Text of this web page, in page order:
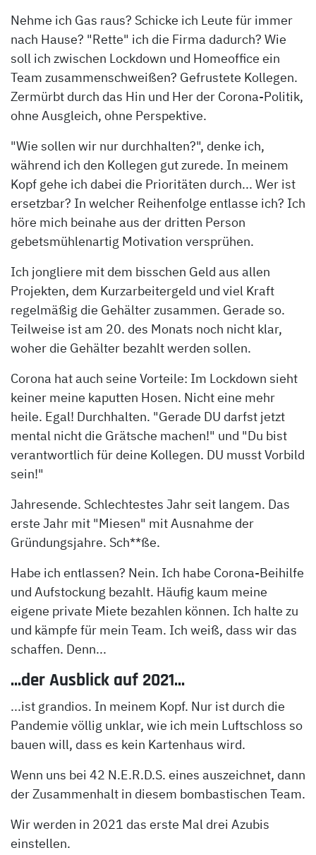
Nehme ich Gas raus? Schicke ich Leute für immer
nach Hause? "Rette" ich die Firma dadurch? Wie
soll ich zwischen Lockdown und Homeoffice ein
Team zusammenschweißen? Gefrustete Kollegen.
Zermürbt durch das Hin und Her der Corona-Politik,
ohne Ausgleich, ohne Perspektive.
"Wie sollen wir nur durchhalten?", denke ich,
während ich den Kollegen gut zurede. In meinem
Kopf gehe ich dabei die Prioritäten durch... Wer ist
ersetzbar? In welcher Reihenfolge entlasse ich? Ich
höre mich beinahe aus der dritten Person
gebetsmühlenartig Motivation versprühen.
Ich jongliere mit dem bisschen Geld aus allen
Projekten, dem Kurzarbeitergeld und viel Kraft
regelmäßig die Gehälter zusammen. Gerade so.
Teilweise ist am 20. des Monats noch nicht klar,
woher die Gehälter bezahlt werden sollen.
Corona hat auch seine Vorteile: Im Lockdown sieht
keiner meine kaputten Hosen. Nicht eine mehr
heile. Egal! Durchhalten. "Gerade DU darfst jetzt
mental nicht die Grätsche machen!" und "Du bist
verantwortlich für deine Kollegen. DU musst Vorbild
sein!"
Jahresende. Schlechtestes Jahr seit langem. Das
erste Jahr mit "Miesen" mit Ausnahme der
Gründungsjahre. Sch**ße.
Habe ich entlassen? Nein. Ich habe Corona-Beihilfe
und Aufstockung bezahlt. Häufig kaum meine
eigene private Miete bezahlen können. Ich halte zu
und kämpfe für mein Team. Ich weiß, dass wir das
schaffen. Denn...
...der Ausblick auf 2021...
...ist grandios. In meinem Kopf. Nur ist durch die
Pandemie völlig unklar, wie ich mein Luftschloss so
bauen will, dass es kein Kartenhaus wird.
Wenn uns bei 42 N.E.R.D.S. eines auszeichnet, dann
der Zusammenhalt in diesem bombastischen Team.
Wir werden in 2021 das erste Mal drei Azubis
einstellen.